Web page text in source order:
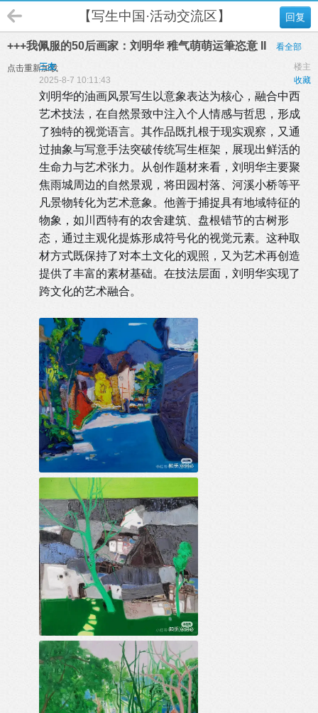
回复
【写生中国·活动交流区】
+++我佩服的50后画家：刘明华 稚气萌萌运筆恣意 II 看全部
点击重新加载 楼主
三友
收藏
2025-8-7 10:11:43
刘明华的油画风景写生以意象表达为核心，融合中西
艺术技法，在自然景致中注入个人情感与哲思，形成
了独特的视觉语言。其作品既扎根于现实观察，又通
过抽象与写意手法突破传统写生框架，展现出鲜活的
生命力与艺术张力。从创作题材来看，刘明华主要聚
焦雨城周边的自然景观，将田园村落、河溪小桥等平
凡景物转化为艺术意象。他善于捕捉具有地域特征的
物象，如川西特有的农舍建筑、盘根错节的古树形
态，通过主观化提炼形成符号化的视觉元素。这种取
材方式既保持了对本土文化的观照，又为艺术再创造
提供了丰富的素材基础。在技法层面，刘明华实现了
跨文化的艺术融合。